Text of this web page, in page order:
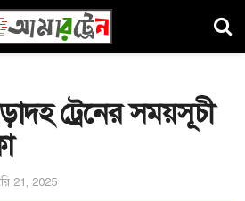
ট্রেনের সময়সূচী
21, 2025